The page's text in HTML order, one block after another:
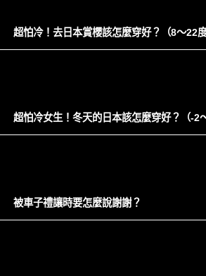
超怕冷！去日本賞櫻該怎麼穿好？（8～22度
超怕冷女生！冬天的日本該怎麼穿好？（-2
被車子禮讓時要怎麼說謝謝？